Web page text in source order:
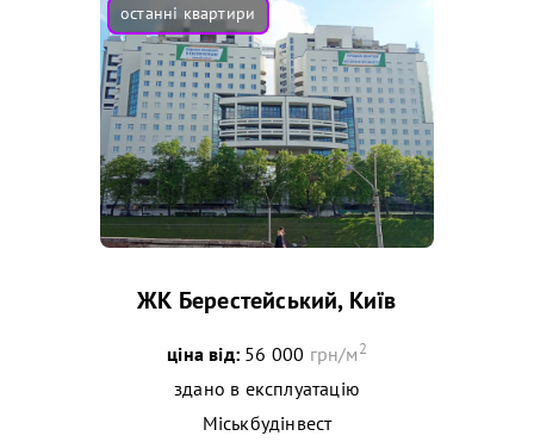
ЖК Берестейський, Київ
ціна від: 56 000 грн/м2
здано в експлуатацію
Міськбудінвест